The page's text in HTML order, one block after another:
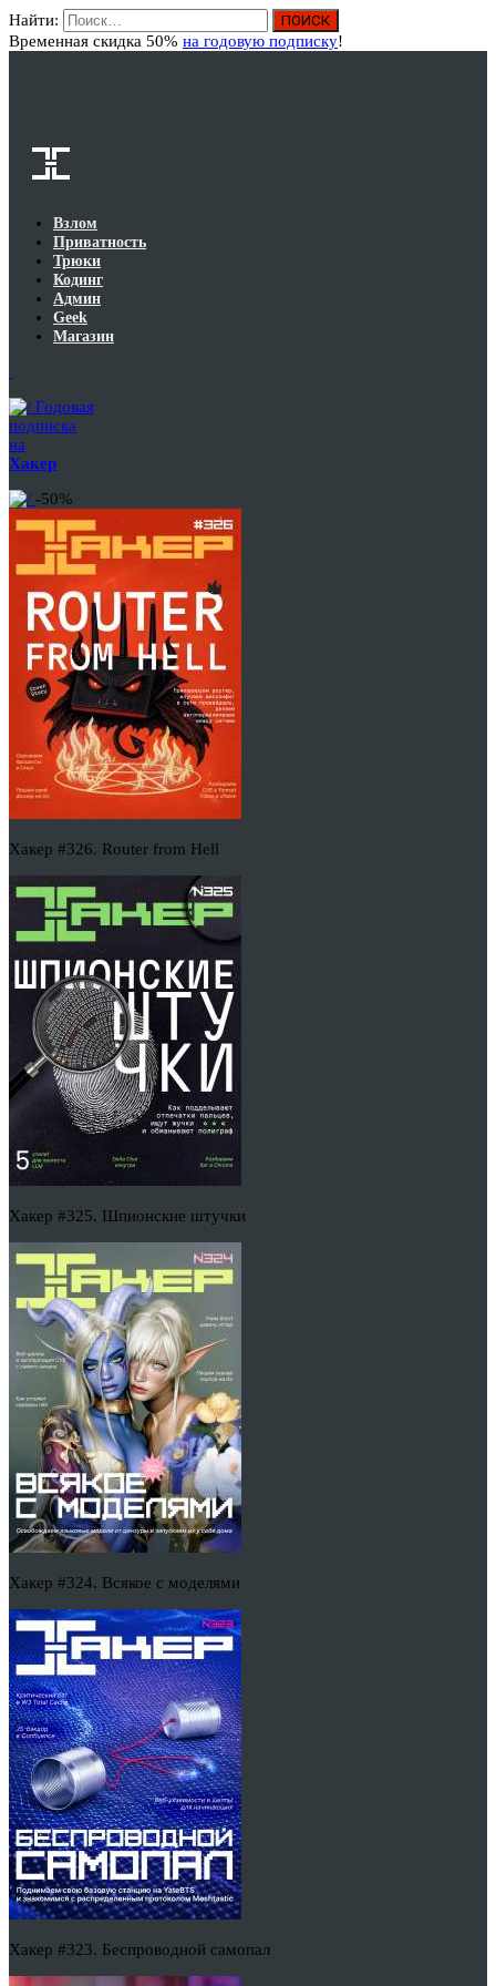
Найти:
Временная скидка 50% на годовую подписку!
Взлом
Приватность
Трюки
Кодинг
Админ
Geek
Магазин
Годовая
подписка
на
Хакер
-50%
Хакер #326. Router from Hell
Хакер #325. Шпионские штучки
Хакер #324. Всякое с моделями
Хакер #323. Беспроводной самопал